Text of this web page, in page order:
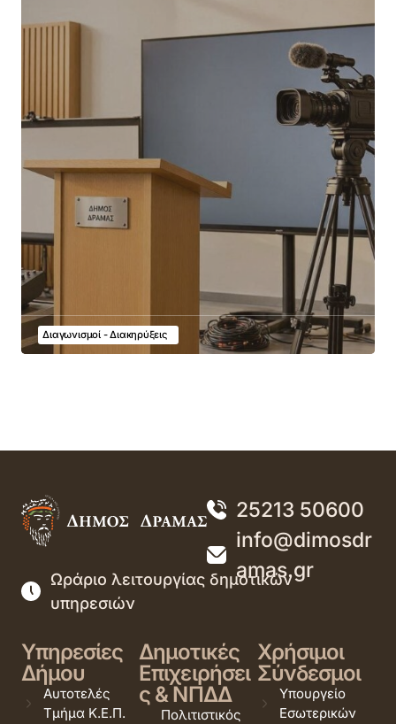
Διαγωνισμοί - Διακηρύξεις
25213 50600
info@dimosdr
amas.gr
Ωράριο λειτουργίας δημοτικών
υπηρεσιών
Υπηρεσίες
Δήμου
Αυτοτελές
Τμήμα Κ.Ε.Π.
Δημοτικές
Επιχειρήσει
ς & ΝΠΔΔ
Πολιτιστικός
Χρήσιμοι
Σύνδεσμοι
Υπουργείο
Εσωτερικών